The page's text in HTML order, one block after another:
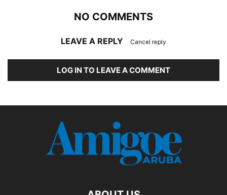
NO COMMENTS
LEAVE A REPLY Cancel reply
LOG IN TO LEAVE A COMMENT